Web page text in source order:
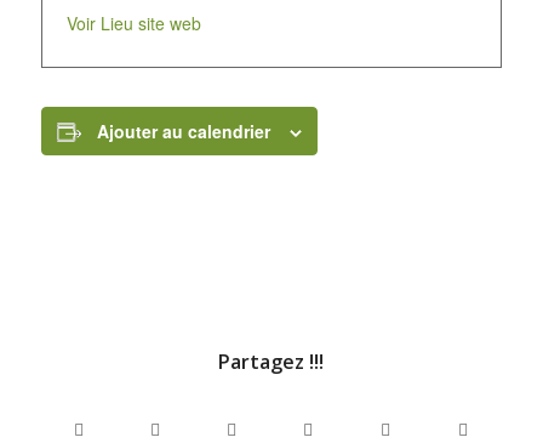
Voir Lieu site web
Ajouter au calendrier
Partagez !!!